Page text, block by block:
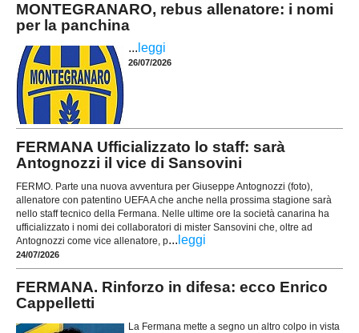
MONTEGRANARO, rebus allenatore: i nomi
per la panchina
... leggi
26/07/2026
FERMANA Ufficializzato lo staff: sarà
Antognozzi il vice di Sansovini
FERMO. Parte una nuova avventura per Giuseppe Antognozzi (foto),
allenatore con patentino UEFA A che anche nella prossima stagione sarà
nello staff tecnico della Fermana. Nelle ultime ore la società canarina ha
ufficializzato i nomi dei collaboratori di mister Sansovini che, oltre ad
Antognozzi come vice allenatore, p... leggi
24/07/2026
FERMANA. Rinforzo in difesa: ecco Enrico
Cappelletti
La Fermana mette a segno un altro colpo in vista